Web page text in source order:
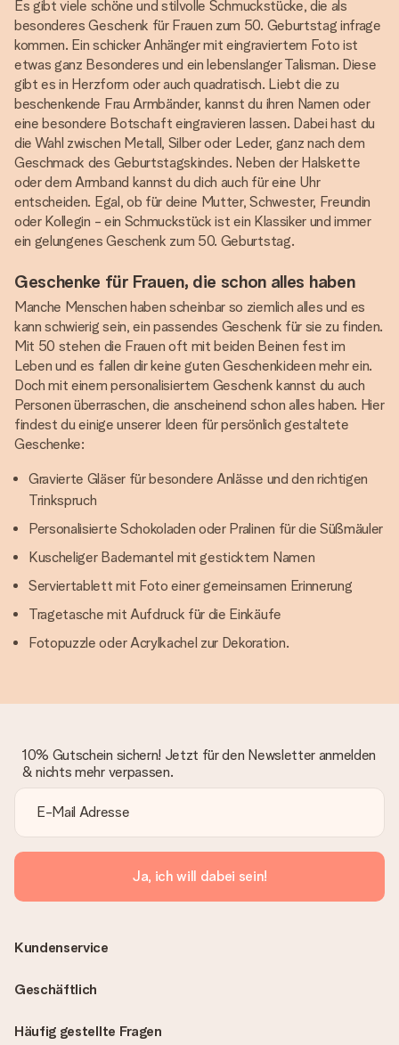
Es gibt viele schöne und stilvolle Schmuckstücke, die als
besonderes Geschenk für Frauen zum 50. Geburtstag infrage
kommen. Ein schicker Anhänger mit eingraviertem Foto ist
etwas ganz Besonderes und ein lebenslanger Talisman. Diese
gibt es in Herzform oder auch quadratisch. Liebt die zu
beschenkende Frau Armbänder, kannst du ihren Namen oder
eine besondere Botschaft eingravieren lassen. Dabei hast du
die Wahl zwischen Metall, Silber oder Leder, ganz nach dem
Geschmack des Geburtstagskindes. Neben der Halskette
oder dem Armband kannst du dich auch für eine Uhr
entscheiden. Egal, ob für deine Mutter, Schwester, Freundin
oder Kollegin - ein Schmuckstück ist ein Klassiker und immer
ein gelungenes Geschenk zum 50. Geburtstag.
Geschenke für Frauen, die schon alles haben
Manche Menschen haben scheinbar so ziemlich alles und es
kann schwierig sein, ein passendes Geschenk für sie zu finden.
Mit 50 stehen die Frauen oft mit beiden Beinen fest im
Leben und es fallen dir keine guten Geschenkideen mehr ein.
Doch mit einem personalisiertem Geschenk kannst du auch
Personen überraschen, die anscheinend schon alles haben. Hier
findest du einige unserer Ideen für persönlich gestaltete
Geschenke:
Gravierte Gläser für besondere Anlässe und den richtigen
Trinkspruch
Personalisierte Schokoladen oder Pralinen für die Süßmäuler
Kuscheliger Bademantel mit gesticktem Namen
Serviertablett mit Foto einer gemeinsamen Erinnerung
Tragetasche mit Aufdruck für die Einkäufe
Fotopuzzle oder Acrylkachel zur Dekoration.
10% Gutschein sichern! Jetzt für den Newsletter anmelden
& nichts mehr verpassen.
Ja, ich will dabei sein!
Häufig gestellte Fragen
Kundenservice
Geschäftlich